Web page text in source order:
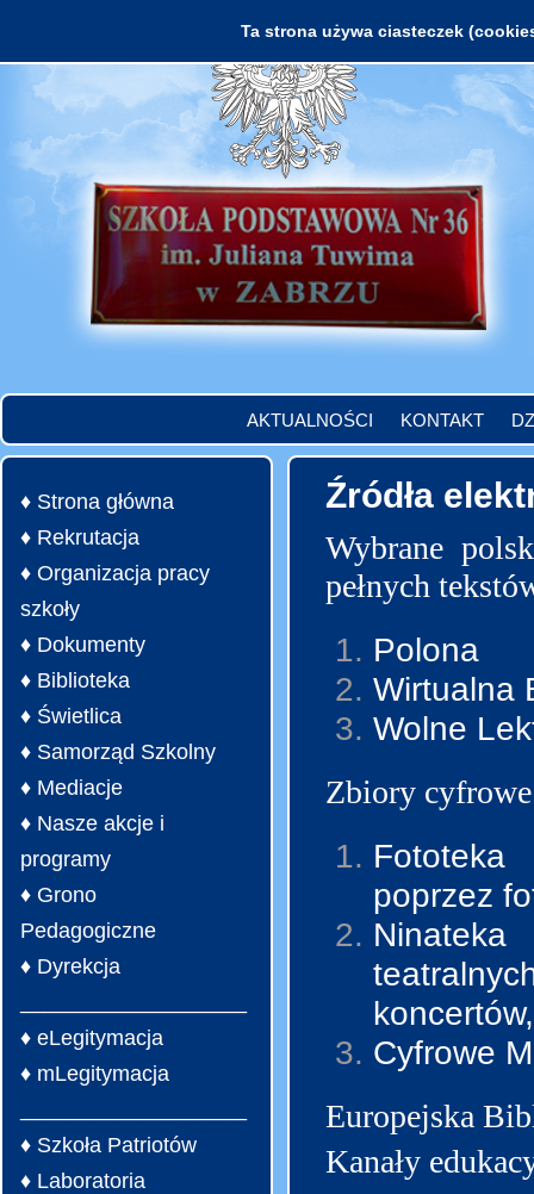
AKTUALNOŚCI KONTAKT
♦ Strona główna
♦ Rekrutacja
♦ Organizacja pracy
szkoły
♦ Dokumenty
♦ Biblioteka
♦ Świetlica
♦ Samorząd Szkolny
♦ Mediacje
♦ Nasze akcje i
programy
♦ Grono
Pedagogiczne
♦ Dyrekcja
♦ eLegitymacja
♦ mLegitymacja
♦ Szkoła Patriotów
♦ Laboratoria
Źródła
Wybrane
pełnych
Polona
Wirtualna
Wolne
Zbiory
poprzez
Ninateka
Cyfrowe
Europejska
Kanały
Ta strona używa ciasteczek